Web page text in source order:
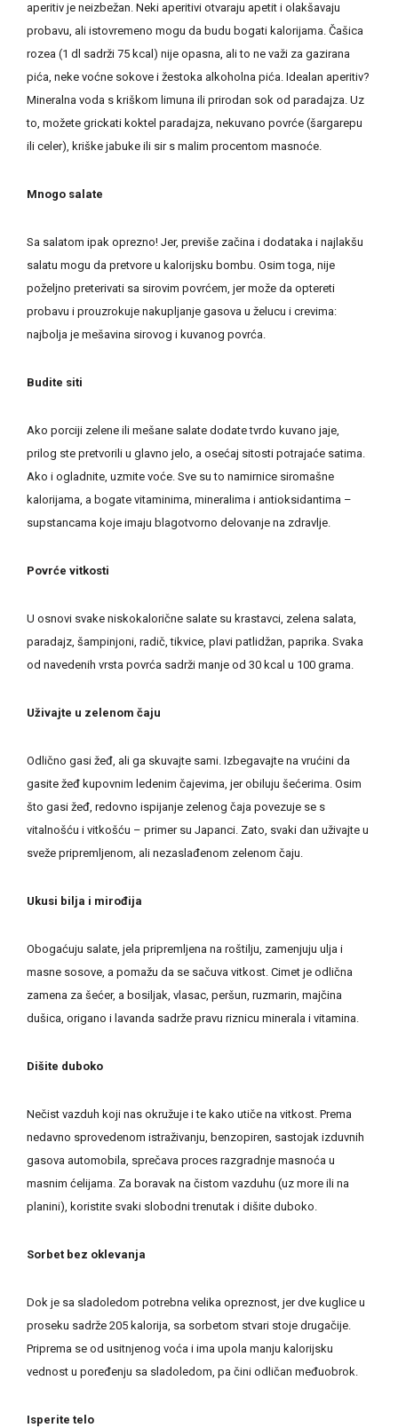
aperitiv je neizbežan. Neki aperitivi otvaraju apetit i olakšavaju
probavu, ali istovremeno mogu da budu bogati kalorijama. Čašica
rozea (1 dl sadrži 75 kcal) nije opasna, ali to ne važi za gazirana
pića, neke voćne sokove i žestoka alkoholna pića. Idealan aperitiv?
Mineralna voda s kriškom limuna ili prirodan sok od paradajza. Uz
to, možete grickati koktel paradajza, nekuvano povrće (šargarepu
ili celer), kriške jabuke ili sir s malim procentom masnoće.
Mnogo salate
Sa salatom ipak oprezno! Jer, previše začina i dodataka i najlakšu
salatu mogu da pretvore u kalorijsku bombu. Osim toga, nije
poželjno preterivati sa sirovim povrćem, jer može da optereti
probavu i prouzrokuje nakupljanje gasova u želucu i crevima:
najbolja je mešavina sirovog i kuvanog povrća.
Budite siti
Ako porciji zelene ili mešane salate dodate tvrdo kuvano jaje,
prilog ste pretvorili u glavno jelo, a osećaj sitosti potrajaće satima.
Ako i ogladnite, uzmite voće. Sve su to namirnice siromašne
kalorijama, a bogate vitaminima, mineralima i antioksidantima –
supstancama koje imaju blagotvorno delovanje na zdravlje.
Povrće vitkosti
U osnovi svake niskokalorične salate su krastavci, zelena salata,
paradajz, šampinjoni, radič, tikvice, plavi patlidžan, paprika. Svaka
od navedenih vrsta povrća sadrži manje od 30 kcal u 100 grama.
Uživajte u zelenom čaju
Odlično gasi žeđ, ali ga skuvajte sami. Izbegavajte na vrućini da
gasite žeđ kupovnim ledenim čajevima, jer obiluju šećerima. Osim
što gasi žeđ, redovno ispijanje zelenog čaja povezuje se s
vitalnošću i vitkošću – primer su Japanci. Zato, svaki dan uživajte u
sveže pripremljenom, ali nezaslađenom zelenom čaju.
Ukusi bilja i mirođija
Obogaćuju salate, jela pripremljena na roštilju, zamenjuju ulja i
masne sosove, a pomažu da se sačuva vitkost. Cimet je odlična
zamena za šećer, a bosiljak, vlasac, peršun, ruzmarin, majčina
dušica, origano i lavanda sadrže pravu riznicu minerala i vitamina.
Dišite duboko
Nečist vazduh koji nas okružuje i te kako utiče na vitkost. Prema
nedavno sprovedenom istraživanju, benzopiren, sastojak izduvnih
gasova automobila, sprečava proces razgradnje masnoća u
masnim ćelijama. Za boravak na čistom vazduhu (uz more ili na
planini), koristite svaki slobodni trenutak i dišite duboko.
Sorbet bez oklevanja
Dok je sa sladoledom potrebna velika opreznost, jer dve kuglice u
proseku sadrže 205 kalorija, sa sorbetom stvari stoje drugačije.
Priprema se od usitnjenog voća i ima upola manju kalorijsku
vednost u poređenju sa sladoledom, pa čini odličan međuobrok.
Isperite telo